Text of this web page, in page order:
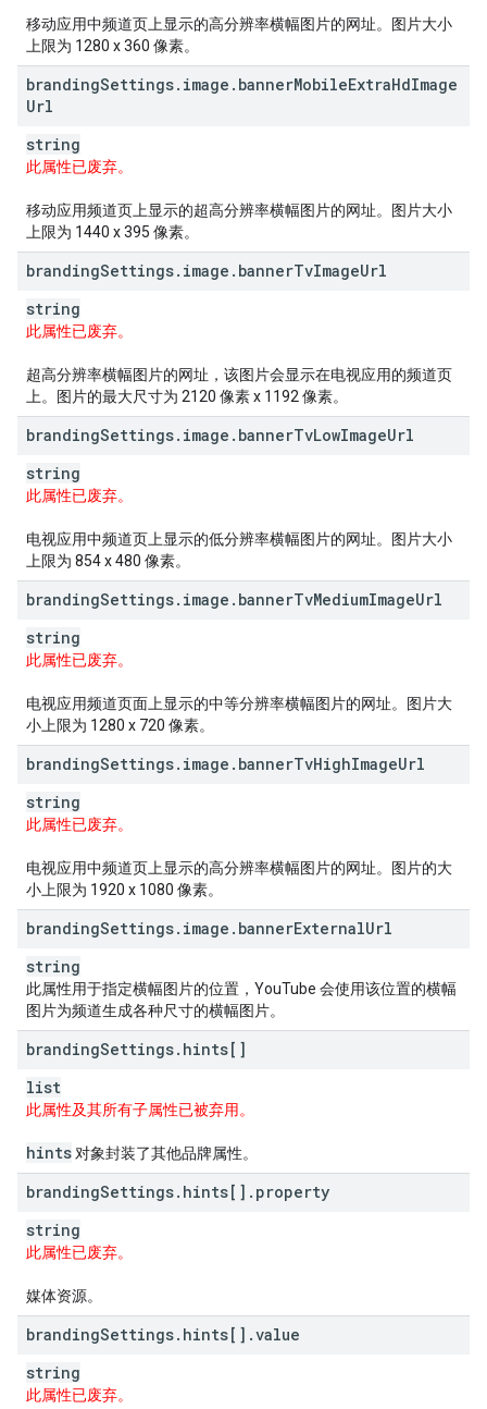
移动应用中频道页上显示的高分辨率横幅图片的网址。图片大小
上限为 1280 x 360 像素。
brandingSettings. image . bannerMobileExtraHdImage
Url
string
此属性已废弃。
移动应用频道页上显示的超高分辨率横幅图片的网址。图片大小
上限为 1440 x 395 像素。
brandingSettings. image . bannerTvImageUrl
string
此属性已废弃。
超高分辨率横幅图片的网址，该图片会显示在电视应用的频道页
上。图片的最大尺寸为 2120 像素 x 1192 像素。
brandingSettings. image . bannerTvLowImageUrl
string
此属性已废弃。
电视应用中频道页上显示的低分辨率横幅图片的网址。图片大小
上限为 854 x 480 像素。
brandingSettings. image . bannerTvMediumImageUrl
string
此属性已废弃。
电视应用频道页面上显示的中等分辨率横幅图片的网址。图片大
小上限为 1280 x 720 像素。
brandingSettings. image . bannerTvHighImageUrl
string
此属性已废弃。
电视应用中频道页上显示的高分辨率横幅图片的网址。图片的大
小上限为 1920 x 1080 像素。
brandingSettings. image . bannerExternalUrl
string
此属性用于指定横幅图片的位置，YouTube 会使用该位置的横幅
图片为频道生成各种尺寸的横幅图片。
brandingSettings. hints[]
list
此属性及其所有子属性已被弃用。
hints 对象封装了其他品牌属性。
brandingSettings. hints[] . property
string
此属性已废弃。
媒体资源。
brandingSettings. hints[] .value
string
此属性已废弃。